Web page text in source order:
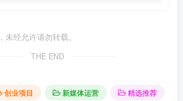
经允许请勿转载。
THE END
创业项目 新媒体运营
精选推荐